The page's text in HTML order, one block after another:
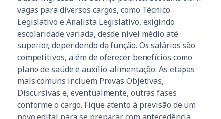
vagas para diversos cargos, como Técnico
Legislativo e Analista Legislativo, exigindo
escolaridade variada, desde nível médio até
superior, dependendo da função. Os salários são
competitivos, além de oferecer benefícios como
plano de saúde e auxílio-alimentação. As etapas
mais comuns incluem Provas Objetivas,
Discursivas e, eventualmente, outras fases
conforme o cargo. Fique atento à previsão de um
novo edital para se preparar com antecedência.